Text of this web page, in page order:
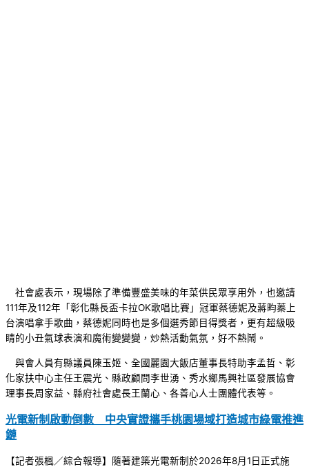
社會處表示，現場除了準備豐盛美味的年菜供民眾享用外，也邀請
111年及112年「彰化縣長盃卡拉OK歌唱比賽」冠軍蔡德妮及蔣畇蓁上
台演唱拿手歌曲，蔡德妮同時也是多個選秀節目得獎者，更有超級吸
睛的小丑氣球表演和魔術變變變，炒熱活動氣氛，好不熱鬧。
與會人員有縣議員陳玉姬、全國麗園大飯店董事長特助李孟哲、彰
化家扶中心主任王震光、縣政顧問李世湧、秀水鄉馬興社區發展協會
理事長周家益、縣府社會處長王蘭心、各善心人士團體代表等。
光電新制啟動倒數 中央實證攜手桃園場域打造城市綠電推進
鏈
【記者張楓／綜合報導】隨著建築光電新制於2026年8月1日正式施